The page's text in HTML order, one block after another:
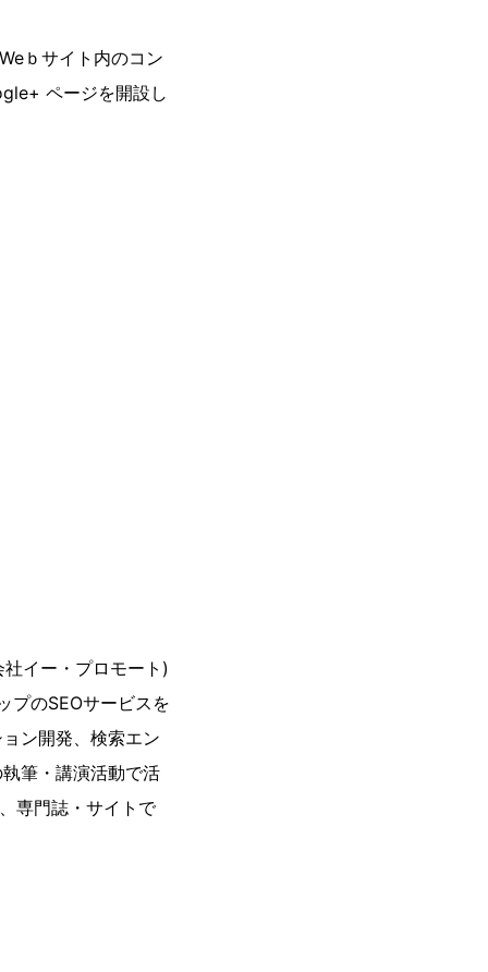
ｂサイト内のコン
ページを開設し
イー・プロモート)
プのSEOサービスを
ン開発、検索エン
筆・講演活動で活
専門誌・サイトで